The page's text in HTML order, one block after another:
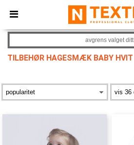
× Ntextil-app
Bedre priser i appen!
TILBEHØR HAGESMÆK BABY HVIT
avgrens valget ditt